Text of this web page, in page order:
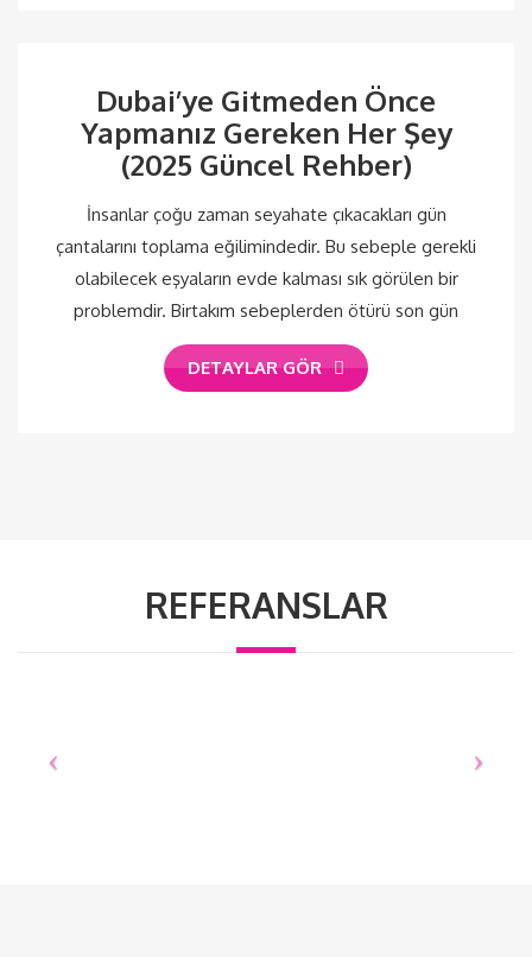
Dubai’ye Gitmeden Önce
Yapmanız Gereken Her Şey
(2025 Güncel Rehber)
İnsanlar çoğu zaman seyahate çıkacakları gün
çantalarını toplama eğilimindedir. Bu sebeple gerekli
olabilecek eşyaların evde kalması sık görülen bir
problemdir. Birtakım sebeplerden ötürü son gün
DETAYLAR GÖR
REFERANSLAR